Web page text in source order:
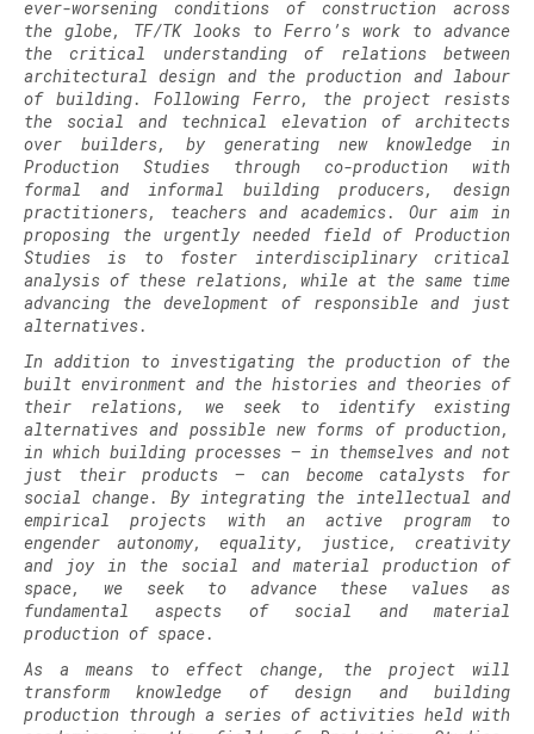
ever-worsening conditions of construction across
the globe, TF/TK looks to Ferro’s work to advance
the critical understanding of relations between
architectural design and the production and labour
of building. Following Ferro, the project resists
the social and technical elevation of architects
over builders, by generating new knowledge in
Production Studies through co-production with
formal and informal building producers, design
practitioners, teachers and academics. Our aim in
proposing the urgently needed field of Production
Studies is to foster interdisciplinary critical
analysis of these relations, while at the same time
advancing the development of responsible and just
alternatives.
In addition to investigating the production of the
built environment and the histories and theories of
their relations, we seek to identify existing
alternatives and possible new forms of production,
in which building processes – in themselves and not
just their products – can become catalysts for
social change. By integrating the intellectual and
empirical projects with an active program to
engender autonomy, equality, justice, creativity
and joy in the social and material production of
space, we seek to advance these values as
fundamental aspects of social and material
production of space.
As a means to effect change, the project will
transform knowledge of design and building
production through a series of activities held with